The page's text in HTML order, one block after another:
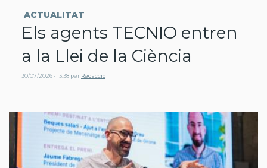
ACTUALITAT
Els agents TECNIO entren
a la Llei de la Ciència
30/07/2026 - 13:38 per Redacció